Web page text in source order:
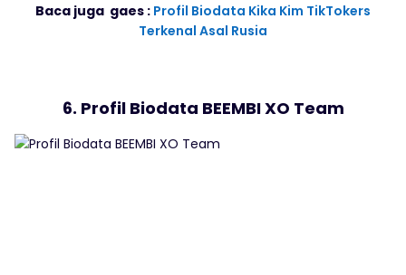
Baca juga gaes : Profil Biodata Kika Kim TikTokers
Terkenal Asal Rusia
6. Profil Biodata BEEMBI XO Team